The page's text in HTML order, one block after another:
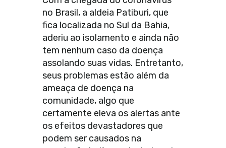
no Brasil, a aldeia Patiburi, que
fica localizada no Sul da Bahia,
aderiu ao isolamento e ainda não
tem nenhum caso da doença
assolando suas vidas. Entretanto,
seus problemas estão além da
ameaça de doença na
comunidade, algo que
certamente eleva os alertas ante
os efeitos devastadores que
podem ser causados na